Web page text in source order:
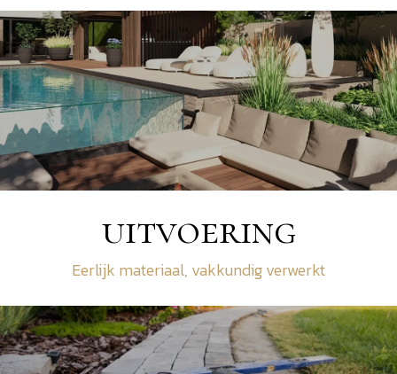
uitvoering
Eerlijk materiaal, vakkundig verwerkt